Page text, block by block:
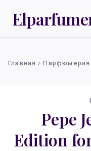
Главная chevron_rightПарфюмерия
Pepe
Edition